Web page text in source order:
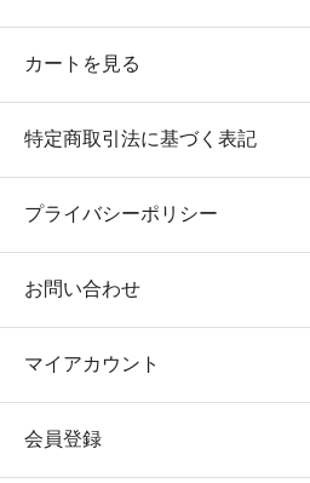
カートを見る
特定商取引法に基づく表記
プライバシーポリシー
お問い合わせ
マイアカウント
会員登録